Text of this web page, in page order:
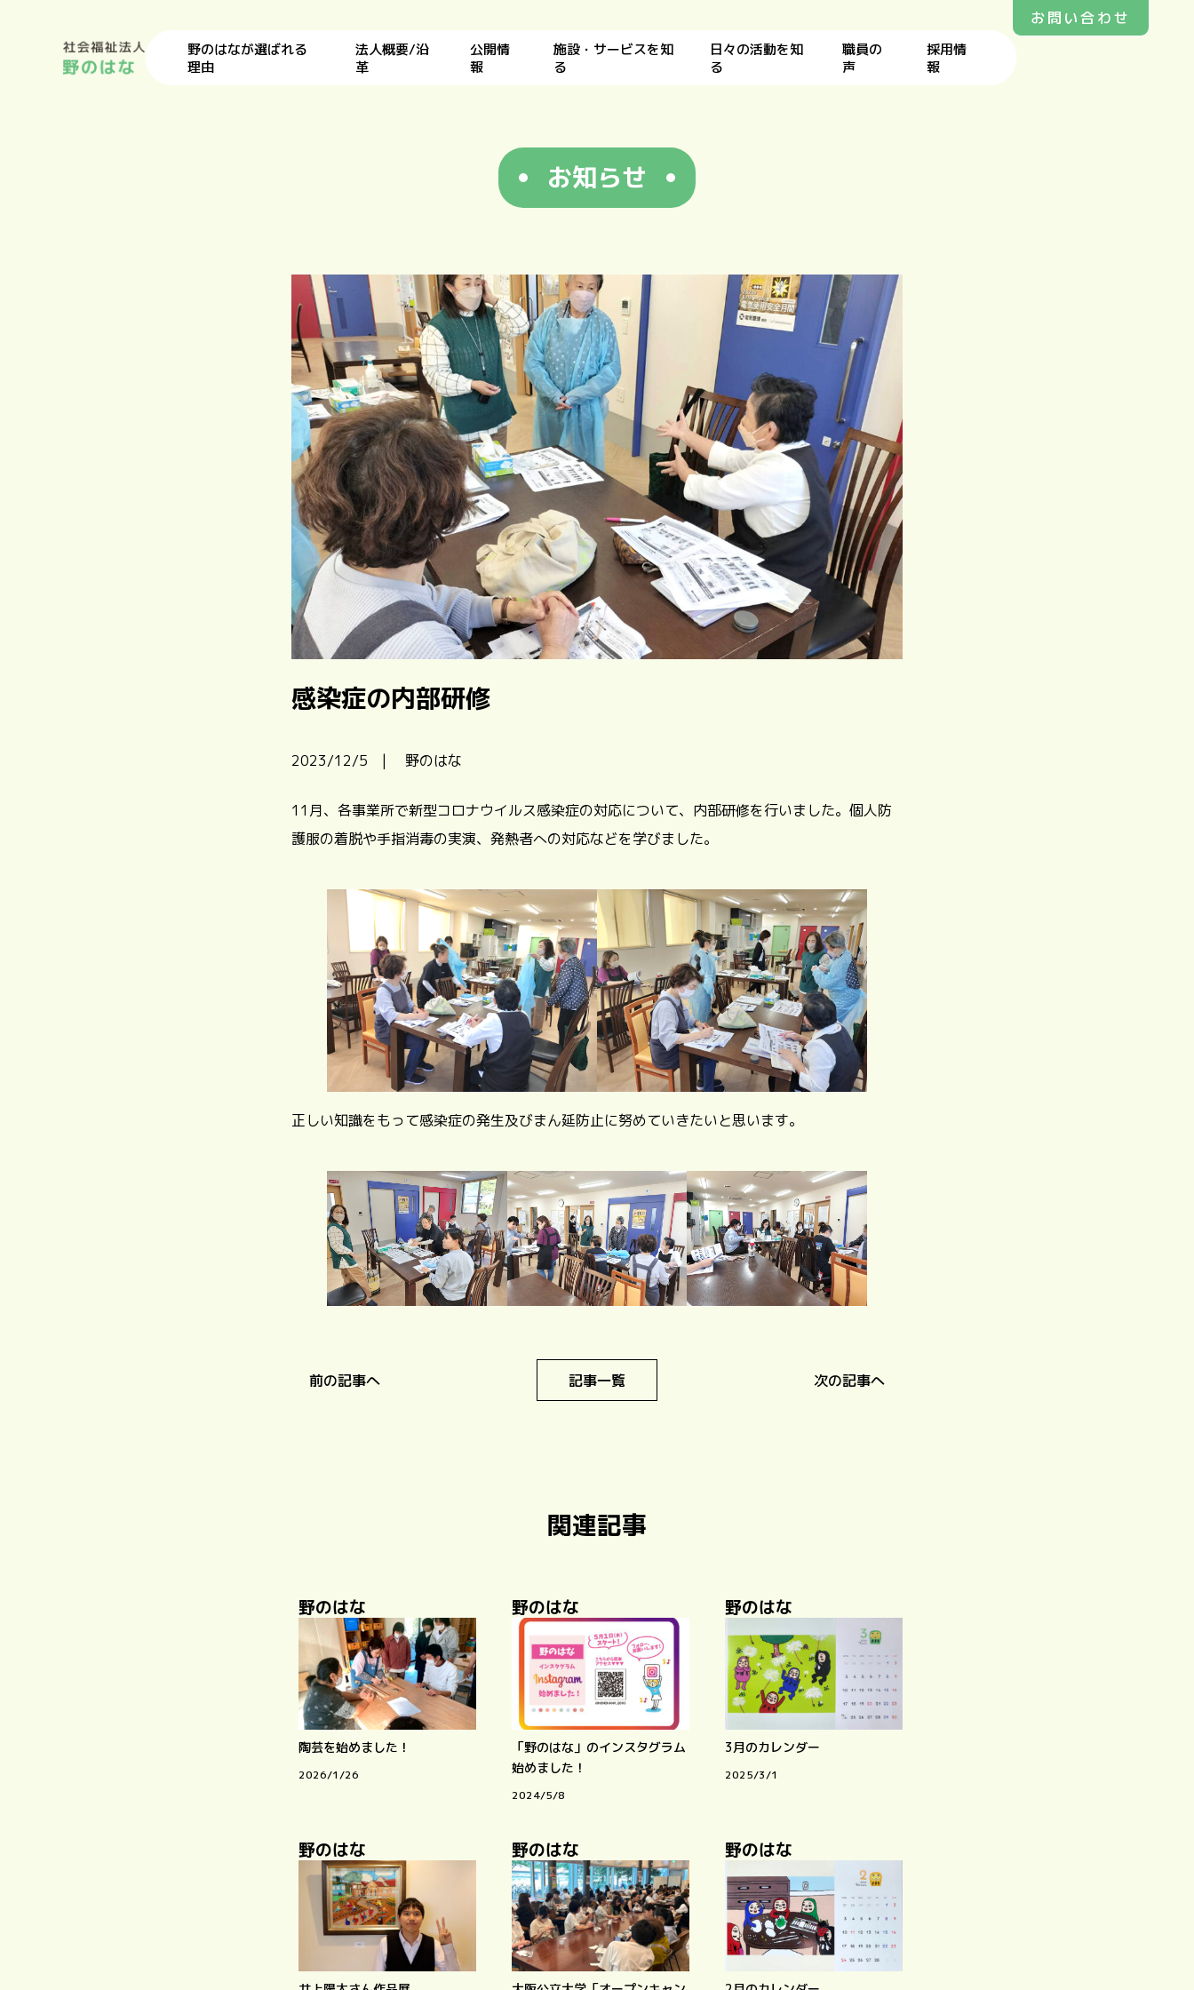
野のはなが選ばれる
理由
法人概要/沿
革
公開情
報
施設・サービスを知
る
日々の活動を知
る
職員の
声
採用情
報
お問い合わせ
お知らせ
感染症の内部研修
2023/12/5 | 野のはな
11月、各事業所で新型コロナウイルス感染症の対応について、内部研修を行いました。個人防
護服の着脱や手指消毒の実演、発熱者への対応などを学びました。
正しい知識をもって感染症の発生及びまん延防止に努めていきたいと思います。
前の記事へ 記事一覧 次の記事へ
関連記事
野のはな
陶芸を始めました！
2026/1/26
野のはな
「野のはな」のインスタグラム
始めました！
2024/5/8
野のはな
3月のカレンダー
2025/3/1
野のはな 野のはな 野のはな